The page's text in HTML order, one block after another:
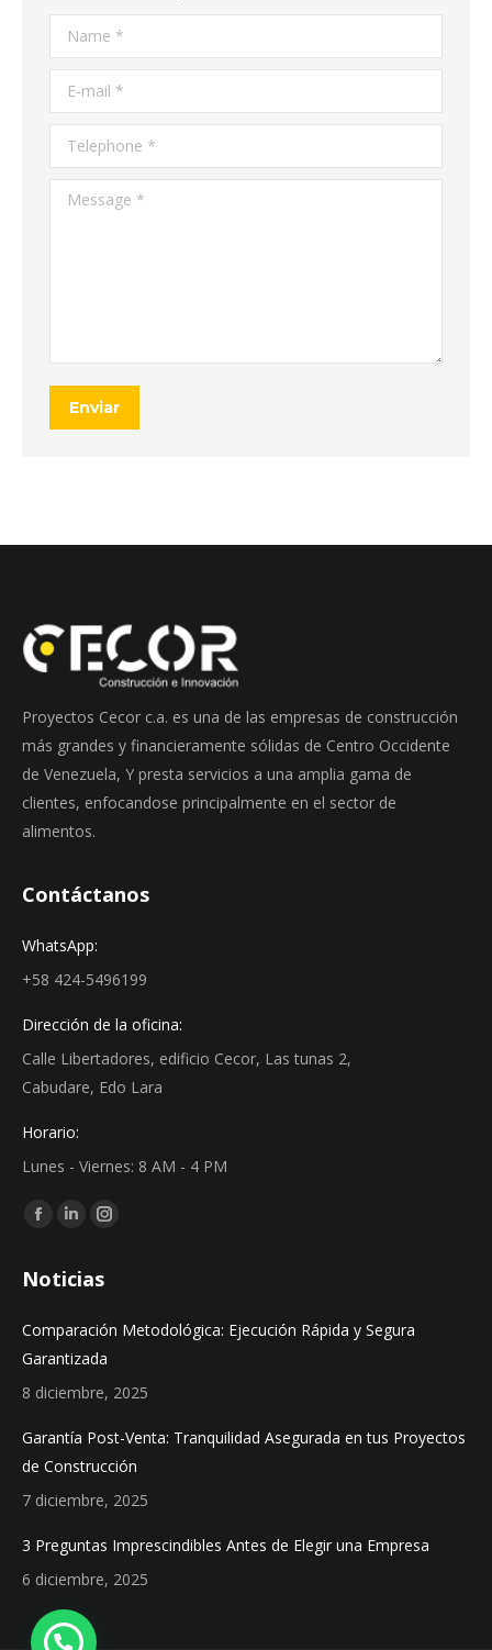
Name *
E-mail *
Telephone *
Message *
Enviar
Proyectos Cecor c.a. es una de las empresas de construcción
más grandes y financieramente sólidas de Centro Occidente
de Venezuela, Y presta servicios a una amplia gama de
clientes, enfocandose principalmente en el sector de
alimentos.
Contáctanos
WhatsApp:
+58 424-5496199
Dirección de la oficina:
Calle Libertadores, edificio Cecor, Las tunas 2,
Cabudare, Edo Lara
Horario:
Lunes - Viernes: 8 AM - 4 PM
Find us on:
Facebook
opens
new
window
Linkedin
opens
new
window
Instagram
opens
new
window
Noticias
Comparación Metodológica: Ejecución Rápida y Segura
Garantizada
8 diciembre, 2025
Garantía Post-Venta: Tranquilidad Asegurada en tus Proyectos
de Construcción
7 diciembre, 2025
3 Preguntas Imprescindibles Antes de Elegir una Empresa
6 diciembre, 2025